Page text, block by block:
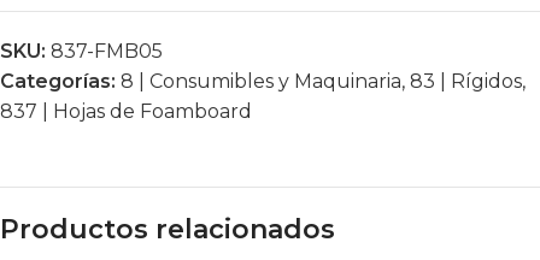
SKU: 837-FMB05
Categorías: 8 | Consumibles y Maquinaria, 83 | Rígidos,
837 | Hojas de Foamboard
Productos relacionados